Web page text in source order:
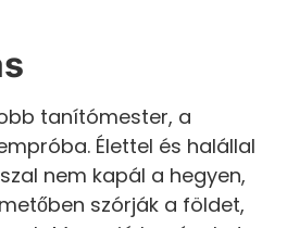
tanítómester, a
Élettel és halállal
nem kapál a hegyen,
szórják a földet,